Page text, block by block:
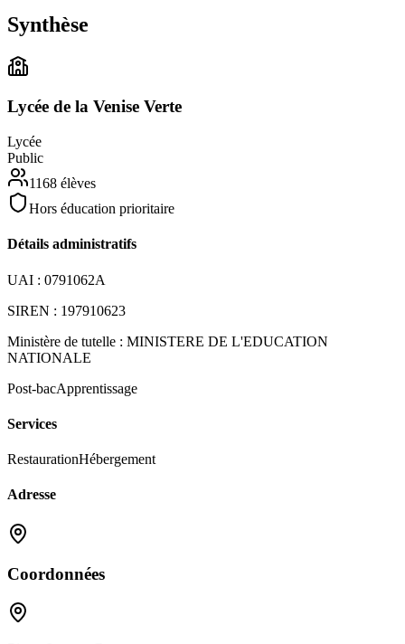
Synthèse
Lycée de la Venise Verte
Lycée
Public
1168 élèves
Hors éducation prioritaire
Détails administratifs
UAI : 0791062A
SIREN : 197910623
Ministère de tutelle : MINISTERE DE L'EDUCATION
NATIONALE
Post-bacApprentissage
Services
RestaurationHébergement
Adresse
Coordonnées